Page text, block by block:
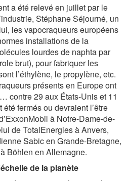
a été relevé en juillet par le
Stéphane Séjourné, un
les vapocraqueurs européens
installations de la
lourdes de naphta par
brut), pour fabriquer les
l’éthylène, le propylène, etc.
présents en Europe ont
contre 29 aux États-Unis et 11
fermés ou devraient l’être
à Notre-Dame-de-
de TotalEnergies à Anvers,
Sabic en Grande-Bretagne,
Böhlen en Allemagne.
de la planète